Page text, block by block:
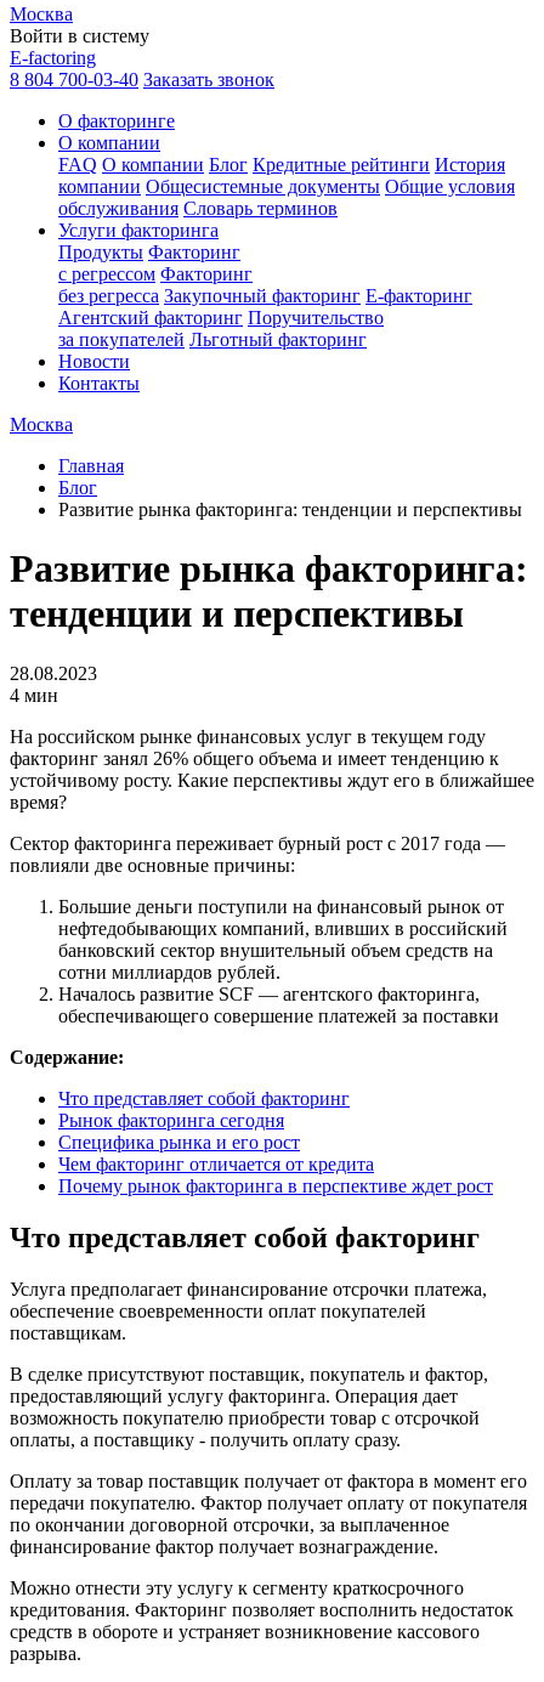
Москва
Войти в систему
E-factoring
8 804 700-03-40 Заказать звонок
О факторинге
О компании
FAQ О компании Блог Кредитные рейтинги История
компании Общесистемные документы Общие условия
обслуживания Словарь терминов
Услуги факторинга
Продукты Факторинг
с регрессом Факторинг
без регресса Закупочный факторинг E-факторинг
Агентский факторинг Поручительство
за покупателей Льготный факторинг
Новости
Контакты
Москва
Главная
Блог
Развитие рынка факторинга: тенденции и перспективы
Развитие рынка факторинга:
тенденции и перспективы
28.08.2023
4 мин
На российском рынке финансовых услуг в текущем году
факторинг занял 26% общего объема и имеет тенденцию к
устойчивому росту. Какие перспективы ждут его в ближайшее
время?
Сектор факторинга переживает бурный рост с 2017 года —
повлияли две основные причины:
Большие деньги поступили на финансовый рынок от
нефтедобывающих компаний, вливших в российский
банковский сектор внушительный объем средств на
сотни миллиардов рублей.
Началось развитие SCF — агентского факторинга,
обеспечивающего совершение платежей за поставки
Содержание:
Что представляет собой факторинг
Рынок факторинга сегодня
Специфика рынка и его рост
Чем факторинг отличается от кредита
Почему рынок факторинга в перспективе ждет рост
Что представляет собой факторинг
Услуга предполагает финансирование отсрочки платежа,
обеспечение своевременности оплат покупателей
поставщикам.
В сделке присутствуют поставщик, покупатель и фактор,
предоставляющий услугу факторинга. Операция дает
возможность покупателю приобрести товар с отсрочкой
оплаты, а поставщику - получить оплату сразу.
Оплату за товар поставщик получает от фактора в момент его
передачи покупателю. Фактор получает оплату от покупателя
по окончании договорной отсрочки, за выплаченное
финансирование фактор получает вознаграждение.
Можно отнести эту услугу к сегменту краткосрочного
кредитования. Факторинг позволяет восполнить недостаток
средств в обороте и устраняет возникновение кассового
разрыва.